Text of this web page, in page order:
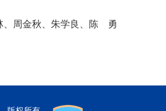
周金秋、朱学良、陈 勇